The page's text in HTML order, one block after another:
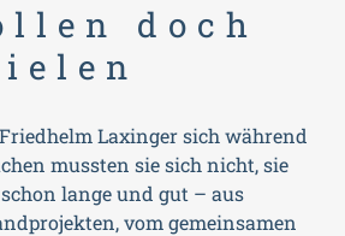
doch
Laxinger sich während
mussten sie sich nicht, sie
lange und gut – aus
vom gemeinsamen